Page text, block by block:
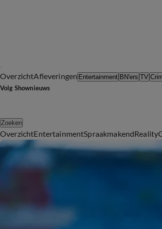
OverzichtAfleveringen Entertainment BN'ers TV
Volg Shownieuws
Zoeken
OverzichtEntertainmentSpraakmakendReality